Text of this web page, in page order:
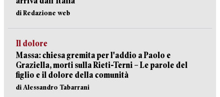
di Redazione web
Il dolore
Massa: chiesa gremita per l'addio a Paolo e
Graziella, morti sulla Rieti-Terni – Le parole del
figlio e il dolore della comunità
di Alessandro Tabarrani